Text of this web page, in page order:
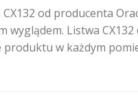
od producenta
Listwa
produktu w każdym